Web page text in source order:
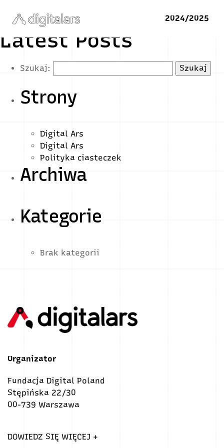
2024/2025
Latest Posts
Szukaj:
Strony
Digital Ars
Digital Ars
Polityka ciasteczek
Archiwa
Kategorie
Brak kategorii
Organizator
Fundacja Digital Poland
Stępińska 22/30
00-739 Warszawa
DOWIEDZ SIĘ WIĘCEJ +